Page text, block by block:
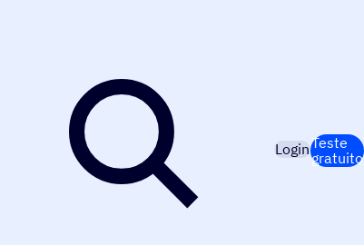
LoginTeste
gratuito